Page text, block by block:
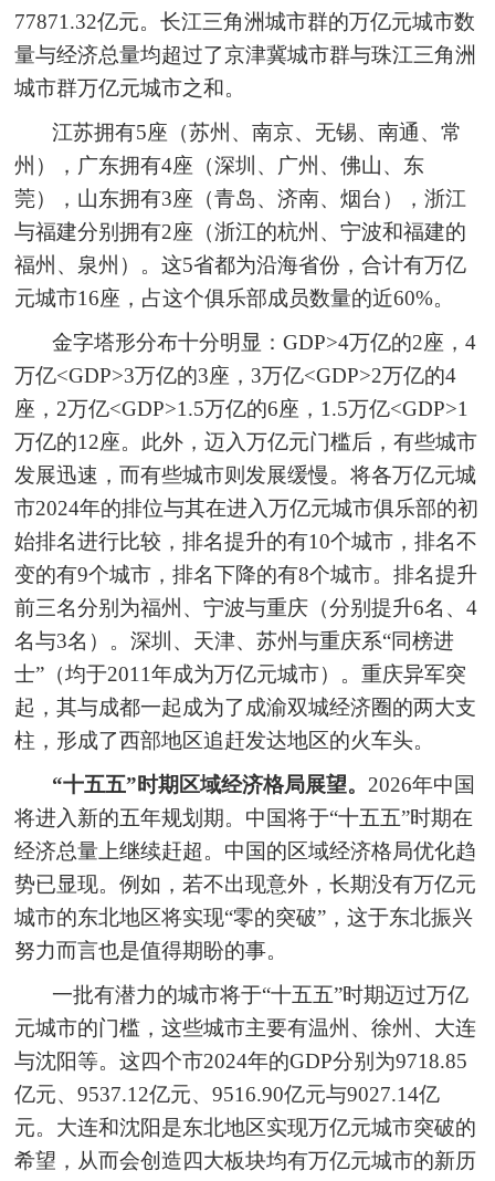
77871.32亿元。长江三角洲城市群的万亿元城市数
量与经济总量均超过了京津冀城市群与珠江三角洲
城市群万亿元城市之和。
江苏拥有5座（苏州、南京、无锡、南通、常
州），广东拥有4座（深圳、广州、佛山、东
莞），山东拥有3座（青岛、济南、烟台），浙江
与福建分别拥有2座（浙江的杭州、宁波和福建的
福州、泉州）。这5省都为沿海省份，合计有万亿
元城市16座，占这个俱乐部成员数量的近60%。
金字塔形分布十分明显：GDP>4万亿的2座，4
万亿<GDP>3万亿的3座，3万亿<GDP>2万亿的4
座，2万亿<GDP>1.5万亿的6座，1.5万亿<GDP>1
万亿的12座。此外，迈入万亿元门槛后，有些城市
发展迅速，而有些城市则发展缓慢。将各万亿元城
市2024年的排位与其在进入万亿元城市俱乐部的初
始排名进行比较，排名提升的有10个城市，排名不
变的有9个城市，排名下降的有8个城市。排名提升
前三名分别为福州、宁波与重庆（分别提升6名、4
名与3名）。深圳、天津、苏州与重庆系“同榜进
士”（均于2011年成为万亿元城市）。重庆异军突
起，其与成都一起成为了成渝双城经济圈的两大支
柱，形成了西部地区追赶发达地区的火车头。
“十五五”时期区域经济格局展望。2026年中国
将进入新的五年规划期。中国将于“十五五”时期在
经济总量上继续赶超。中国的区域经济格局优化趋
势已显现。例如，若不出现意外，长期没有万亿元
城市的东北地区将实现“零的突破”，这于东北振兴
努力而言也是值得期盼的事。
一批有潜力的城市将于“十五五”时期迈过万亿
元城市的门槛，这些城市主要有温州、徐州、大连
与沈阳等。这四个市2024年的GDP分别为9718.85
亿元、9537.12亿元、9516.90亿元与9027.14亿
元。大连和沈阳是东北地区实现万亿元城市突破的
希望，从而会创造四大板块均有万亿元城市的新历